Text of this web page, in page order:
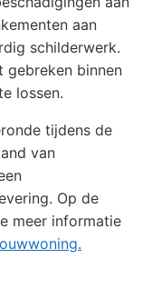
aan
schilderwerk.
gebreken binnen
lossen.
tijdens de
van
Op de
meer informatie